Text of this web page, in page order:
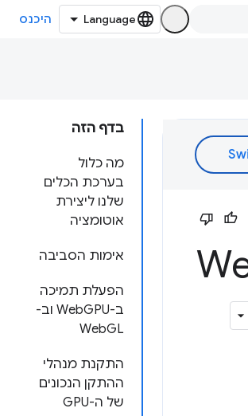
היכנס
בדף הזה
מה כלול
בערכת הכלים
שלנו ליצירת
אוטומציה
אימות הסביבה
הפעלת תמיכה
ב-WebGPU וב-
WebGL
התקנת מנהלי
ההתקן הנכונים
של ה-GPU